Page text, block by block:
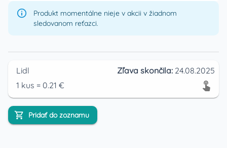
Produkt momentálne nieje v akcii v žiadnom
sledovanom reťazci.
Lidl Zľava skončila: 24.08.2025
1 kus = 0.21 €
Pridať do zoznamu